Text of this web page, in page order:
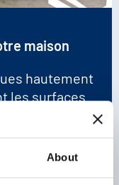
About
maison
hautement
les surfaces
et sont
Venez
pour